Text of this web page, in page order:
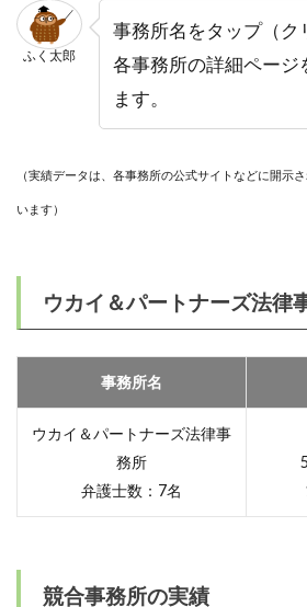
ふく太郎
事務所名をタップ（ク
各事務所の詳細ページ
ます。
（実績データは、各事務所の公式サイトなどに開示
います）
ウカイ＆パートナーズ法律
事務所名
ウカイ＆パートナーズ法律事
務所
弁護士数：7名
競合事務所の実績